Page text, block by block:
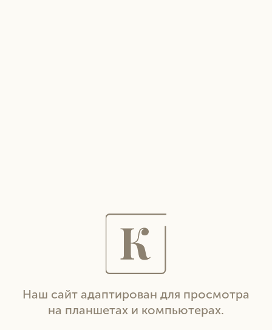
Наш сайт адаптирован для просмотра
на планшетах и компьютерах.